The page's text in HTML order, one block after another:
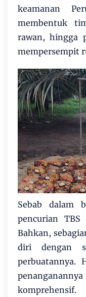
keamanan
membentuk
rawan, hingga
mempersempit
Sebab dalam
pencurian TBS
Bahkan,
diri dengan
perbuatannya.
komprehensif.